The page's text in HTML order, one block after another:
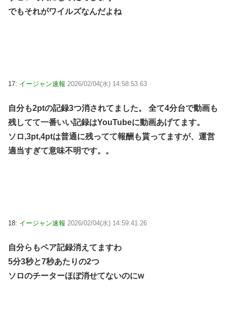
でもそれがワイルズなんだよね
17: イージャン速報 2026/02/04(水) 14:58:53.63
自分も2ptの記録3つ消されてました。 全て4分台で動画も
残してて一番いい記録はYouTubeに動画あげてます。
ソロ,3pt,4ptは普通に残ってて報酬も貰ってますが、運営
適当すぎて意味不明です。。
18: イージャン速報 2026/02/04(水) 14:59:41.26
自分らもペア記録消えてますわ
5分3秒と7秒あたりの2つ
ソロのチーターほぼ消せてないのにw